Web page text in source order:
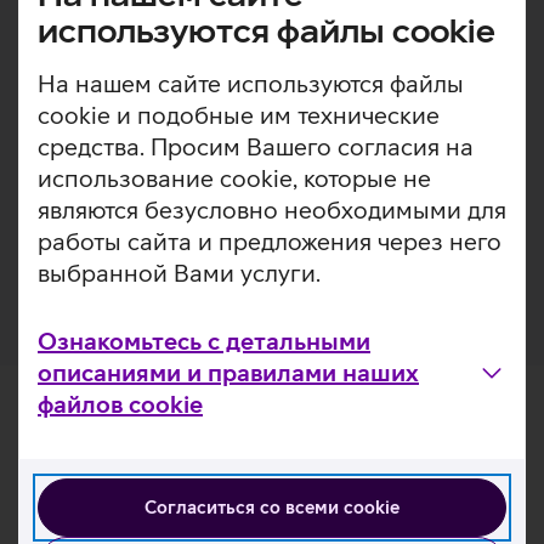
используются файлы cookie
На нашем сайте используются файлы
cookie и подобные им технические
средства. Просим Вашего согласия на
использование cookie, которые не
являются безусловно необходимыми для
работы сайта и предложения через него
выбранной Вами услуги.
Ознакомьтесь с детальными
описаниями и правилами наших
файлов cookie
Согласиться со всеми cookie
отличное визуальное впечатление для пользователя.
Любая защита для экрана разрабатывается с целью
устройства. Закаленное стекло выступает в роли
подушки безопасности, защищая телефон от ударов и
обеспечивая высокий уровень предотвращения
царапин без ущерба для функциональности и
внешнего вида устройства. Помимо этого, защитное
стекло покрыто специальным слоем, препятствующим
образованию отпечатков пальцев.